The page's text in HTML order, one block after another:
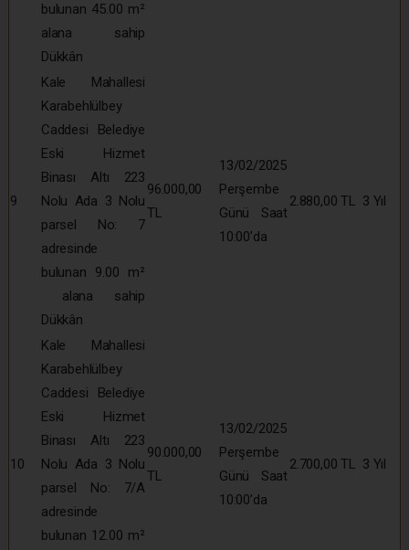
bulunan 45.00 m²
alana sahip
Dükkân
9
Kale Mahallesi
Karabehlülbey
Caddesi Belediye
Eski Hizmet
Binası Altı 223
Nolu Ada 3 Nolu
parsel No: 7
adresinde
bulunan 9.00 m²
alana sahip
Dükkân
96.000,00
TL
13/02/2025
Perşembe
Günü Saat
10:00’da
2.880,00 TL 3 Yıl
10
Kale Mahallesi
Karabehlülbey
Caddesi Belediye
Eski Hizmet
Binası Altı 223
Nolu Ada 3 Nolu
parsel No: 7/A
adresinde
bulunan 12.00 m²
90.000,00
TL
13/02/2025
Perşembe
Günü Saat
10:00’da
2.700,00 TL 3 Yıl